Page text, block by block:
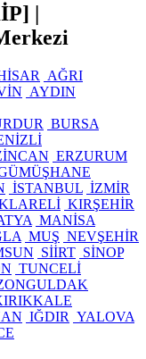
|
AĞRI
AYDIN
BURSA
ERZURUM
İSTANBUL İZMİR
KIRŞEHİR
MANİSA
MUŞ NEVŞEHİR
SİİRT SİNOP
TUNCELİ
IĞDIR YALOVA